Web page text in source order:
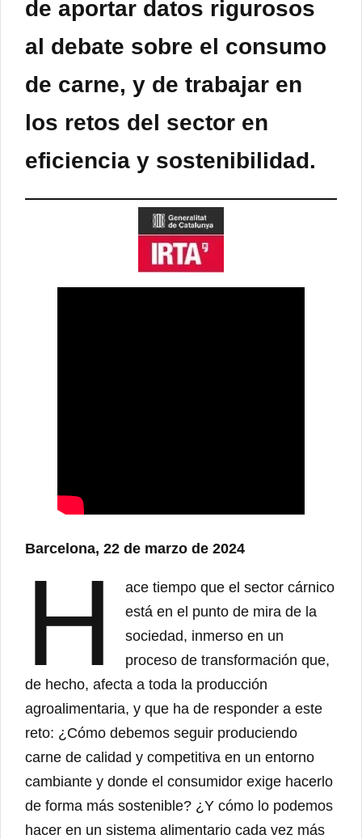
de aportar datos rigurosos
al debate sobre el consumo
de carne, y de trabajar en
los retos del sector en
eficiencia y sostenibilidad.
Barcelona, 22 de marzo de 2024
H
ace tiempo que el sector cárnico
está en el punto de mira de la
sociedad, inmerso en un
proceso de transformación que,
de hecho, afecta a toda la producción
agroalimentaria, y que ha de responder a este
reto: ¿Cómo debemos seguir produciendo
carne de calidad y competitiva en un entorno
cambiante y donde el consumidor exige hacerlo
de forma más sostenible? ¿Y cómo lo podemos
hacer en un sistema alimentario cada vez más